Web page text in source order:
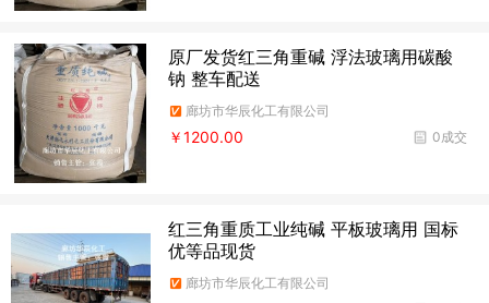
原厂发货红三角重碱 浮法玻璃用碳酸
钠 整车配送
廊坊市华辰化工有限公司
0成交
￥1200.00
红三角重质工业纯碱 平板玻璃用 国标
优等品现货
廊坊市华辰化工有限公司